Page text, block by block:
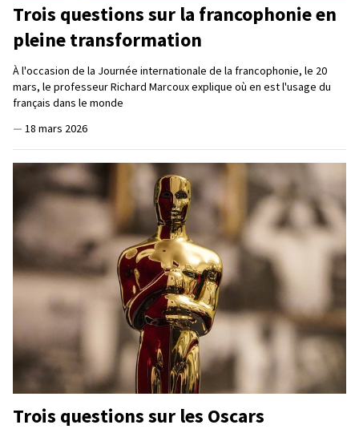
Trois questions sur la francophonie en
pleine transformation
À l'occasion de la Journée internationale de la francophonie, le 20
mars, le professeur Richard Marcoux explique où en est l'usage du
français dans le monde
— 18 mars 2026
Trois questions sur les Oscars